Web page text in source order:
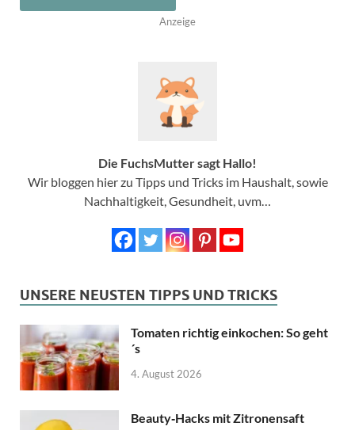
Anzeige
Die FuchsMutter sagt Hallo!
Wir bloggen hier zu Tipps und Tricks im Haushalt, sowie
Nachhaltigkeit, Gesundheit, uvm…
UNSERE NEUSTEN TIPPS UND TRICKS
Tomaten richtig einkochen: So geht
´s
4. August 2026
Beauty‑Hacks mit Zitronensaft